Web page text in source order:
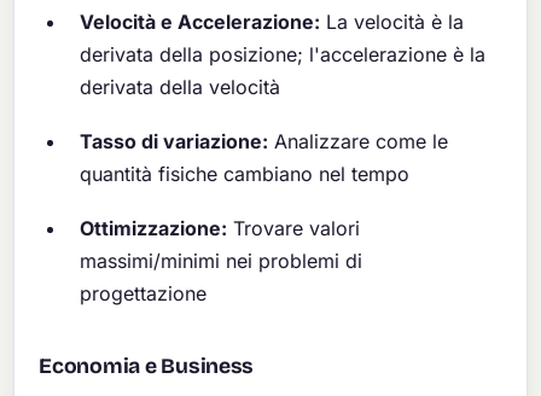
Velocità e Accelerazione: La velocità è la
derivata della posizione; l'accelerazione è la
derivata della velocità
Tasso di variazione: Analizzare come le
quantità fisiche cambiano nel tempo
Ottimizzazione: Trovare valori
massimi/minimi nei problemi di
progettazione
Economia e Business